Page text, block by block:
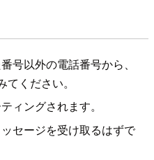
号以外の電話番号から、
ください。
ィングされます。
セージを受け取るはずで